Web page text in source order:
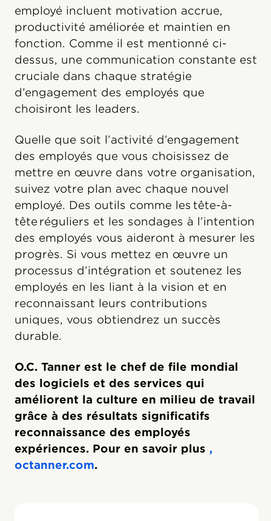
employé incluent motivation accrue,
productivité améliorée et maintien en
fonction. Comme il est mentionné ci-
dessus, une communication constante est
cruciale dans chaque stratégie
d’engagement des employés que
choisiront les leaders.
Quelle que soit l’activité d’engagement
des employés que vous choisissez de
mettre en œuvre dans votre organisation,
suivez votre plan avec chaque nouvel
employé. Des outils comme les tête-à-
tête réguliers et les sondages à l’intention
des employés vous aideront à mesurer les
progrès. Si vous mettez en œuvre un
processus d’intégration et soutenez les
employés en les liant à la vision et en
reconnaissant leurs contributions
uniques, vous obtiendrez un succès
durable.
O.C. Tanner est le chef de file mondial
des logiciels et des services qui
améliorent la culture en milieu de travail
grâce à des résultats significatifs
reconnaissance des employés
expériences. Pour en savoir plus ,
octanner.com.